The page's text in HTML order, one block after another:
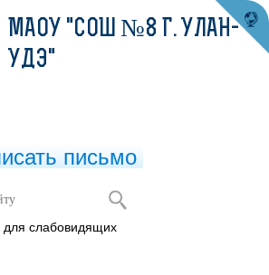
COVID-19
МАОУ "СОШ №8 Г. УЛАН-
УДЭ"
письмо
для слабовидящих